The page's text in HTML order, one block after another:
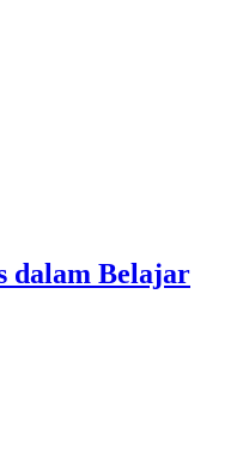
dalam Belajar